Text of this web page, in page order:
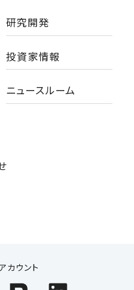
研究開発
投資家情報
ニュースルーム
カウント